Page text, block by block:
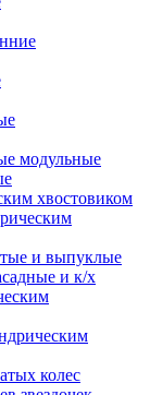
модульные
хвостовиком
и выпуклые
и к/х
колес